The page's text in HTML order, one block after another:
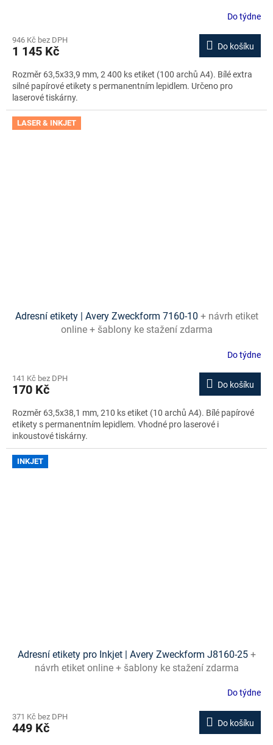
Do týdne
946 Kč bez DPH
1 145 Kč Do košíku
Rozměr 63,5x33,9 mm, 2 400 ks etiket (100 archů A4). Bílé extra
silné papírové etikety s permanentním lepidlem. Určeno pro
laserové tiskárny.
LASER & INKJET
Adresní etikety | Avery Zweckform 7160-10 + návrh etiket
online + šablony ke stažení zdarma
Do týdne
141 Kč bez DPH
170 Kč Do košíku
Rozměr 63,5x38,1 mm, 210 ks etiket (10 archů A4). Bílé papírové
etikety s permanentním lepidlem. Vhodné pro laserové i
inkoustové tiskárny.
INKJET
Adresní etikety pro Inkjet | Avery Zweckform J8160-25 +
návrh etiket online + šablony ke stažení zdarma
Do týdne
371 Kč bez DPH
449 Kč Do košíku